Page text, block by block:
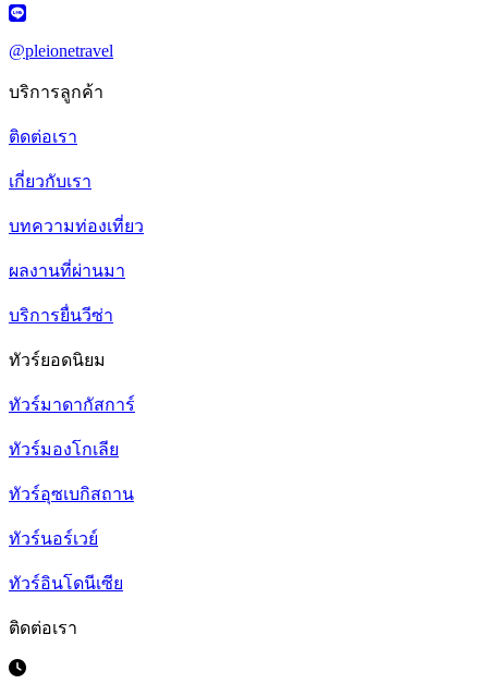
@pleionetravel
บริการลูกค้า
ติดต่อเรา
เกี่ยวกับเรา
บทความท่องเที่ยว
ผลงานที่ผ่านมา
บริการยื่นวีซ่า
ทัวร์ยอดนิยม
ทัวร์มาดากัสการ์
ทัวร์มองโกเลีย
ทัวร์อุซเบกิสถาน
ทัวร์นอร์เวย์
ทัวร์อินโดนีเซีย
ติดต่อเรา